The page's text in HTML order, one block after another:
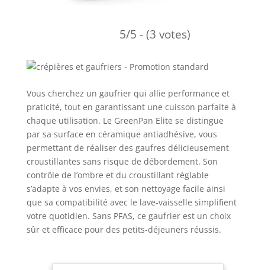
5/5 - (3 votes)
Vous cherchez un gaufrier qui allie performance et
praticité, tout en garantissant une cuisson parfaite à
chaque utilisation. Le GreenPan Elite se distingue
par sa surface en céramique antiadhésive, vous
permettant de réaliser des gaufres délicieusement
croustillantes sans risque de débordement. Son
contrôle de l’ombre et du croustillant réglable
s’adapte à vos envies, et son nettoyage facile ainsi
que sa compatibilité avec le lave-vaisselle simplifient
votre quotidien. Sans PFAS, ce gaufrier est un choix
sûr et efficace pour des petits-déjeuners réussis.